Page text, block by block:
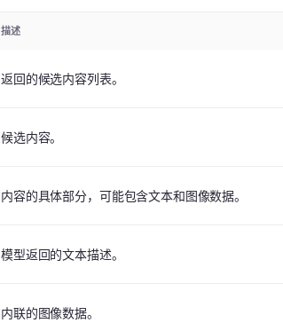
描述
返回的候选内容列表。
候选内容。
内容的具体部分，可能包含文本和图像数据。
模型返回的文本描述。
内联的图像数据。